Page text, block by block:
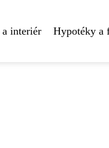
interiér Hypotéky a